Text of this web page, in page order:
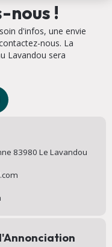
nous !
d'infos, une envie
nous. La
Lavandou sera
83980 Le Lavandou